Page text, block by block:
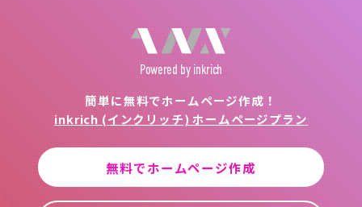
Powered by inkrich
簡単に無料でホームページ作成！
inkrich (インクリッチ) ホームページプラン
無料でホームページ作成